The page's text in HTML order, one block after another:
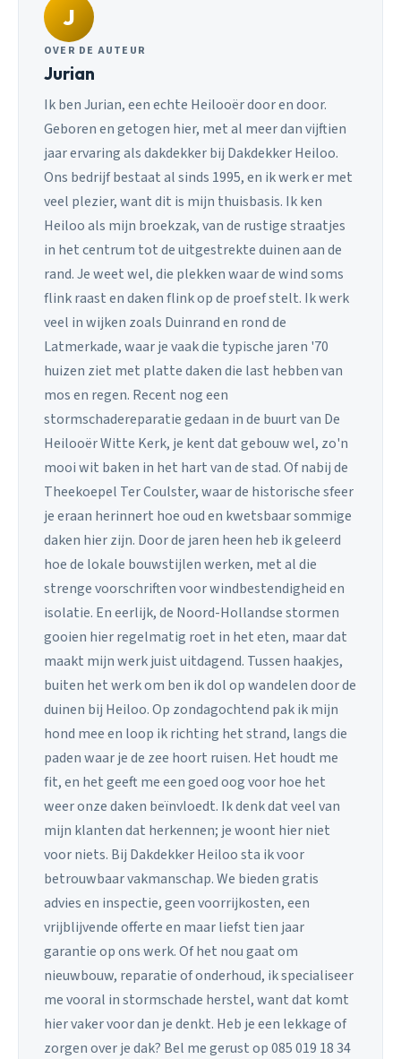
J
OVER DE AUTEUR
Jurian
Ik ben Jurian, een echte Heilooër door en door.
Geboren en getogen hier, met al meer dan vijftien
jaar ervaring als dakdekker bij Dakdekker Heiloo.
Ons bedrijf bestaat al sinds 1995, en ik werk er met
veel plezier, want dit is mijn thuisbasis. Ik ken
Heiloo als mijn broekzak, van de rustige straatjes
in het centrum tot de uitgestrekte duinen aan de
rand. Je weet wel, die plekken waar de wind soms
flink raast en daken flink op de proef stelt. Ik werk
veel in wijken zoals Duinrand en rond de
Latmerkade, waar je vaak die typische jaren '70
huizen ziet met platte daken die last hebben van
mos en regen. Recent nog een
stormschadereparatie gedaan in de buurt van De
Heilooër Witte Kerk, je kent dat gebouw wel, zo'n
mooi wit baken in het hart van de stad. Of nabij de
Theekoepel Ter Coulster, waar de historische sfeer
je eraan herinnert hoe oud en kwetsbaar sommige
daken hier zijn. Door de jaren heen heb ik geleerd
hoe de lokale bouwstijlen werken, met al die
strenge voorschriften voor windbestendigheid en
isolatie. En eerlijk, de Noord-Hollandse stormen
gooien hier regelmatig roet in het eten, maar dat
maakt mijn werk juist uitdagend. Tussen haakjes,
buiten het werk om ben ik dol op wandelen door de
duinen bij Heiloo. Op zondagochtend pak ik mijn
hond mee en loop ik richting het strand, langs die
paden waar je de zee hoort ruisen. Het houdt me
fit, en het geeft me een goed oog voor hoe het
weer onze daken beïnvloedt. Ik denk dat veel van
mijn klanten dat herkennen; je woont hier niet
voor niets. Bij Dakdekker Heiloo sta ik voor
betrouwbaar vakmanschap. We bieden gratis
advies en inspectie, geen voorrijkosten, een
vrijblijvende offerte en maar liefst tien jaar
garantie op ons werk. Of het nou gaat om
nieuwbouw, reparatie of onderhoud, ik specialiseer
me vooral in stormschade herstel, want dat komt
hier vaker voor dan je denkt. Heb je een lekkage of
zorgen over je dak? Bel me gerust op 085 019 18 34